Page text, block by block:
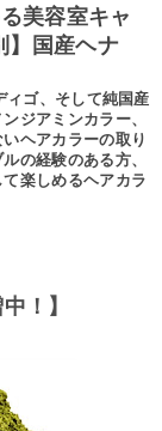
美容室キャ
】国産ヘナ
ゴ、そして純国産
ジアミンカラー、
ヘアカラーの取り
の経験のある方、
楽しめるヘアカラ
！】